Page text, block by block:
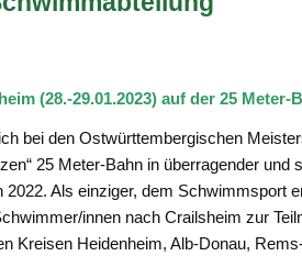
(28.-29.01.2023) auf der 25 Meter-
bei den Ostwürttembergischen
25 Meter-Bahn in überragender und
Als einziger, dem Schwimmsport
innen nach Crailsheim zur
Kreisen Heidenheim, Alb-Donau,